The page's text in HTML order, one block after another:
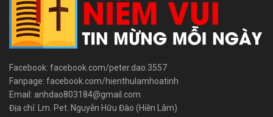
Facebook: facebook.com/peter.dao.3557
Fanpage: facebook.com/hienthulamhoatinh
Email: anhdao803184@gmail.com
Địa chỉ: Lm. Pet. Nguyễn Hữu Đào (Hiền Lâm)